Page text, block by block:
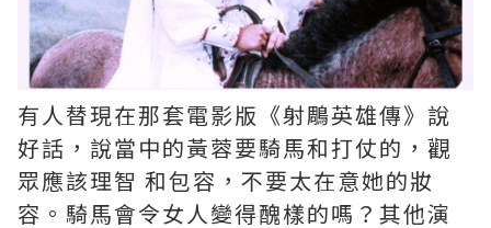
有人替現在那套電影版《射鵰英雄傳》說
好話，說當中的黃蓉要騎馬和打仗的，觀
眾應該理智 和包容，不要太在意她的妝
容。騎馬會令女人變得醜樣的嗎？其他演